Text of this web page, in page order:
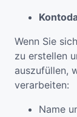
Wenn Sie
zu erstellen
auszufüllen,
verarbeiten:
Name